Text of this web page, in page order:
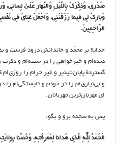
صَدْرِی، وَذِکْرَکَ بِاللَّیْلِ وَالنَّهارِ عَلَیٰ لِسانِی،
وَبارِکْ لِی فِیما رَزَقْتَنِی، وَاجْعَلْ غِنایَ فِی
الرَّاحِمِینَ.
خدایا! بر محمّد و خاندانش درود فرست و
دیده‌ام و خیرخواهی را در سینه‌ام و
گستردۀ پایان‌ناپذیر و غیر حرام را
و بی‌نیازی‌ام را در خودم و دلبستگی‌ام را
ای مهربان‌ترین مهربانان.
پس به سجده برو و بگو:
الْحَمْدُ لِلّٰهِ الَّذِی هَدانا لِمَعْرِفَتِهِ، وَخَصَّنا